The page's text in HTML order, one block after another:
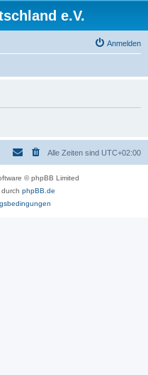
e.V.
Anmelden
Alle Zeiten sind UTC+02:00
© phpBB Limited
phpBB.de